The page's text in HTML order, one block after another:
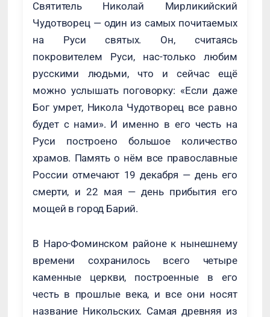
Святитель Николай Мирликийский
Чудотворец — один из самых почитаемых
на Руси святых. Он, считаясь
покровителем Руси, нас-только любим
русскими людьми, что и сейчас ещё
можно услышать поговорку: «Если даже
Бог умрет, Никола Чудотворец все равно
будет с нами». И именно в его честь на
Руси построено большое количество
храмов. Память о нём все православные
России отмечают 19 декабря — день его
смерти, и 22 мая — день прибытия его
мощей в город Барий.
В Наро-Фоминском районе к нынешнему
времени сохранилось всего четыре
каменные церкви, построенные в его
честь в прошлые века, и все они носят
название Никольских. Самая древняя из